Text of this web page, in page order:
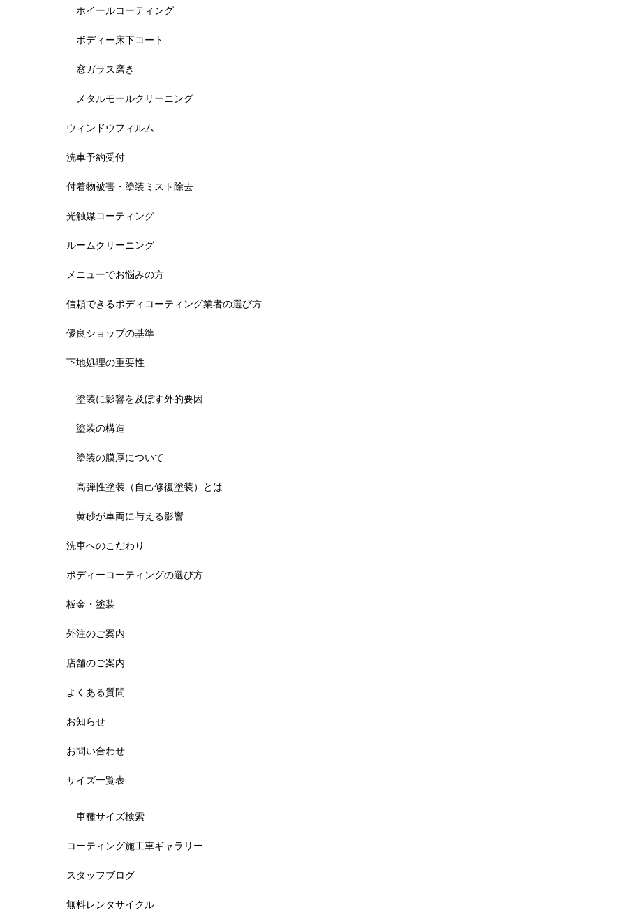
ホイールコーティング
ボディー床下コート
窓ガラス磨き
メタルモールクリーニング
ウィンドウフィルム
洗車予約受付
付着物被害・塗装ミスト除去
光触媒コーティング
ルームクリーニング
メニューでお悩みの方
信頼できるボディコーティング業者の選び方
優良ショップの基準
下地処理の重要性
塗装に影響を及ぼす外的要因
塗装の構造
塗装の膜厚について
高弾性塗装（自己修復塗装）とは
黄砂が車両に与える影響
洗車へのこだわり
ボディーコーティングの選び方
板金・塗装
外注のご案内
店舗のご案内
よくある質問
お知らせ
お問い合わせ
サイズ一覧表
車種サイズ検索
コーティング施工車ギャラリー
スタッフブログ
無料レンタサイクル